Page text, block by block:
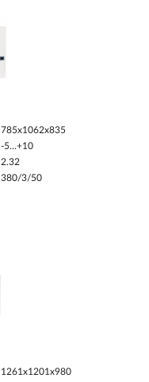
785x1062x835
-5...+10
2.32
380/3/50
1261x1201x980